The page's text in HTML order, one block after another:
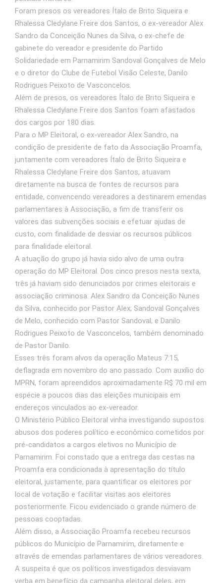
Foram presos os vereadores Ítalo de Brito Siqueira e
Rhalessa Cledylane Freire dos Santos, o ex-vereador Alex
Sandro da Conceição Nunes da Silva, o ex-chefe de
gabinete do vereador e presidente do Partido
Solidariedade em Parnamirim Sandoval Gonçalves de Melo
e o diretor do Clube de Futebol Visão Celeste, Danilo
Rodrigues Peixoto de Vasconcelos.
Além de presos, os vereadores Ítalo de Brito Siqueira e
Rhalessa Cledylane Freire dos Santos foam afastados
dos cargos por 180 dias.
Para o MP Eleitoral, o ex-vereador Alex Sandro, na
condição de presidente de fato da Associação Proamfa,
juntamente com vereadores Ítalo de Brito Siqueira e
Rhalessa Cledylane Freire dos Santos, atuavam
diretamente na busca de fontes de recursos para
entidade, convencendo vereadores a destinarem emendas
parlamentares à Associação, a fim de transferir os
valores das subvenções sociais e efetuar ajudas de
custo, com finalidade de desviar os recursos públicos
para finalidade eleitoral.
A atuação do grupo já havia sido alvo de uma outra
operação do MP Eleitoral. Dos cinco presos nesta sexta,
três já haviam sido denunciados por crimes eleitorais e
associação criminosa: Alex Sandro da Conceição Nunes
da Silva, conhecido por Pastor Alex; Sandoval Gonçalves
de Melo, conhecido com Pastor Sandoval; e Danilo
Rodrigues Peixoto de Vasconcelos, também denominado
de Pastor Danilo.
Esses três foram alvos da operação Mateus 7:15,
deflagrada em novembro do ano passado. Com auxílio do
MPRN, foram apreendidos aproximadamente R$ 70 mil em
espécie a poucos dias das eleições municipais em
endereços vinculados ao ex-vereador.
O Ministério Público Eleitoral vinha investigando supostos
abusos dos poderes político e econômico cometidos por
pré-candidatos a cargos eletivos no Município de
Parnamirim. Foi constado que a entrega das cestas na
Proamfa era condicionada à apresentação do título
eleitoral, justamente, para quantificar os eleitores por
local de votação e facilitar visitas aos eleitores
posteriormente. Ficou evidenciado o grande número de
pessoas cooptadas.
Além disso, a Associação Proamfa recebeu recursos
públicos do Município de Parnamirim, diretamente e
através de emendas parlamentares de vários vereadores.
A suspeita é que os políticos investigados desviavam
verba em benefício da campanha eleitoral deles, em